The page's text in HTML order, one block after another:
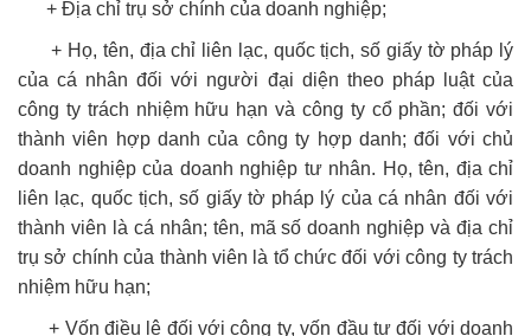
+ Địa chỉ trụ sở chính của doanh nghiệp;
+ Họ, tên, địa chỉ liên lạc, quốc tịch, số giấy tờ pháp lý
của cá nhân đối với người đại diện theo pháp luật của
công ty trách nhiệm hữu hạn và công ty cổ phần; đối với
thành viên hợp danh của công ty hợp danh; đối với chủ
doanh nghiệp của doanh nghiệp tư nhân. Họ, tên, địa chỉ
liên lạc, quốc tịch, số giấy tờ pháp lý của cá nhân đối với
thành viên là cá nhân; tên, mã số doanh nghiệp và địa chỉ
trụ sở chính của thành viên là tổ chức đối với công ty trách
nhiệm hữu hạn;
+ Vốn điều lệ đối với công ty, vốn đầu tư đối với doanh